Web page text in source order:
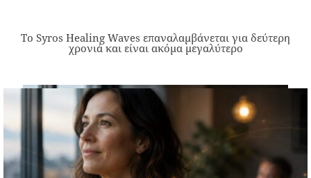
Το Syros Healing Waves επαναλαμβάνεται για δεύτερη
χρονιά και είναι ακόμα μεγαλύτερο